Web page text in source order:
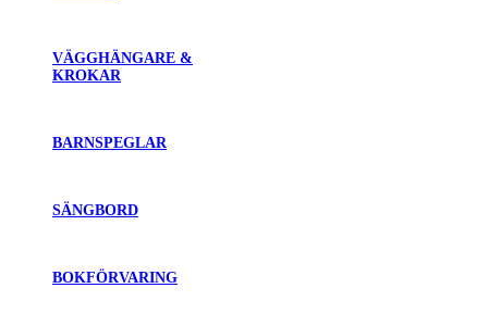
VÄGGHÄNGARE &
KROKAR
BARNSPEGLAR
SÄNGBORD
BOKFÖRVARING